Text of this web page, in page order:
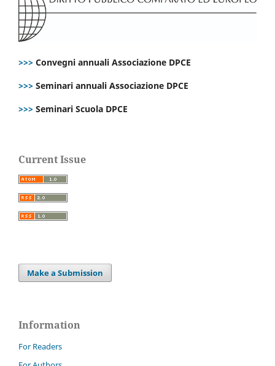
>>> Convegni annuali Associazione DPCE
>>> Seminari annuali Associazione DPCE
>>> Seminari Scuola DPCE
Current Issue
Make a Submission
Information
For Readers